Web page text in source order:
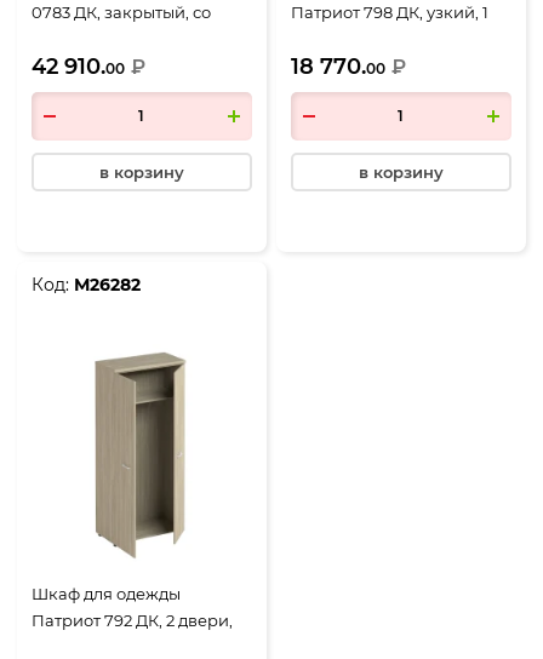
0783 ДК, закрытый, со
рамке, 4 двери,
900*460*1970, дуб
скандинавский
42 910.00 ₽
в корзину
Патриот 798 ДК, узкий, 1
скандинавский
18 770.00 ₽
в корзину
Код: М26282
Шкаф для одежды
Патриот 792 ДК, 2 двери,